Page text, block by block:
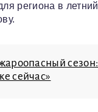
региона в
сейчас»